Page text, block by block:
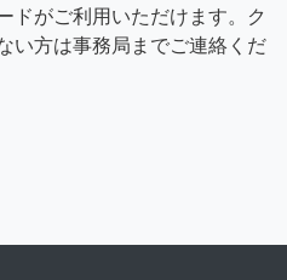
ドがご利用いただけます。ク
い方は事務局までご連絡くだ